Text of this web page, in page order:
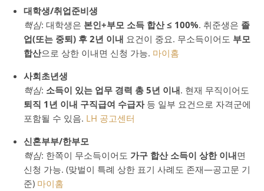
대학생/취업준비생
핵심: 대학생은 본인+부모 소득 합산 ≤ 100%. 취준생은 졸
업(또는 중퇴) 후 2년 이내 요건이 중요. 무소득이어도 부모
합산으로 상한 이내면 신청 가능. 마이홈
사회초년생
핵심: 소득이 있는 업무 경력 총 5년 이내. 현재 무직이어도
퇴직 1년 이내 구직급여 수급자등 일부 요건으로 자격군에
포함될 수 있음. LH 공고센터
신혼부부/한부모
핵심: 한쪽이 무소득이어도 가구 합산 소득이 상한 이내면
신청 가능. (맞벌이 특례 상한 표기 사례도 존재—공고문 기
준) 마이홈